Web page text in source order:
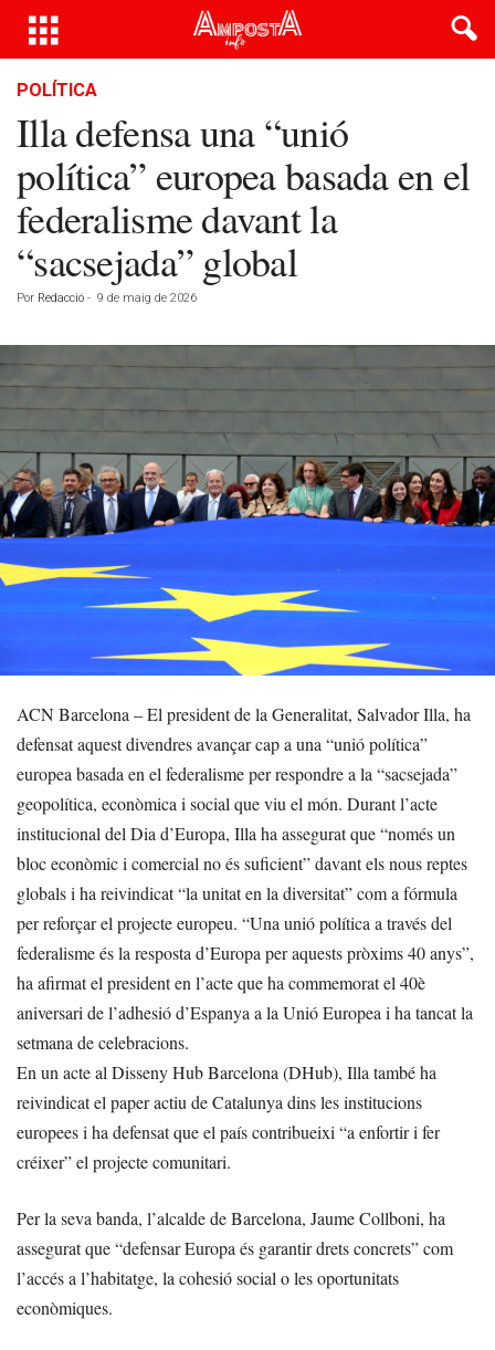
POLÍTICA
Illa defensa una “unió
política” europea basada en el
federalisme davant la
“sacsejada” global
Por Redacció - 9 de maig de 2026
ACN Barcelona – El president de la Generalitat, Salvador Illa, ha
defensat aquest divendres avançar cap a una “unió política”
europea basada en el federalisme per respondre a la “sacsejada”
geopolítica, econòmica i social que viu el món. Durant l’acte
institucional del Dia d’Europa, Illa ha assegurat que “només un
bloc econòmic i comercial no és suficient” davant els nous reptes
globals i ha reivindicat “la unitat en la diversitat” com a fórmula
per reforçar el projecte europeu. “Una unió política a través del
federalisme és la resposta d’Europa per aquests pròxims 40 anys”,
ha afirmat el president en l’acte que ha commemorat el 40è
aniversari de l’adhesió d’Espanya a la Unió Europea i ha tancat la
setmana de celebracions.
En un acte al Disseny Hub Barcelona (DHub), Illa també ha
reivindicat el paper actiu de Catalunya dins les institucions
europees i ha defensat que el país contribueixi “a enfortir i fer
créixer” el projecte comunitari.
Per la seva banda, l’alcalde de Barcelona, Jaume Collboni, ha
assegurat que “defensar Europa és garantir drets concrets” com
l’accés a l’habitatge, la cohesió social o les oportunitats
econòmiques.